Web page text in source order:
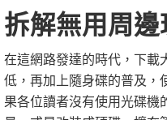
拆解無用周
在這網路發達的時代，下載
低，再加上隨身碟的普及，
果各位讀者沒有使用光碟機